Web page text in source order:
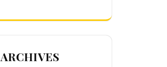
ARCHIVES